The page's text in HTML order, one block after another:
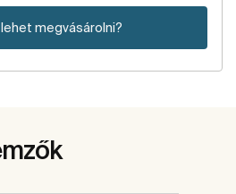
lehet megvásárolni?